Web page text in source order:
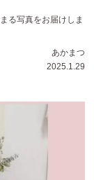
る写真をお届けしま
あかまつ
2025.1.29